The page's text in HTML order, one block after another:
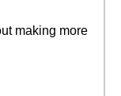
making more